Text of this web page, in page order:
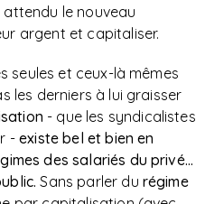
le nouveau
argent et capitaliser.
seules et ceux-là mêmes
les derniers à lui graisser
- que les syndicalistes
-existe bel et bien en
des salariés du privé…
Sans parler du régime